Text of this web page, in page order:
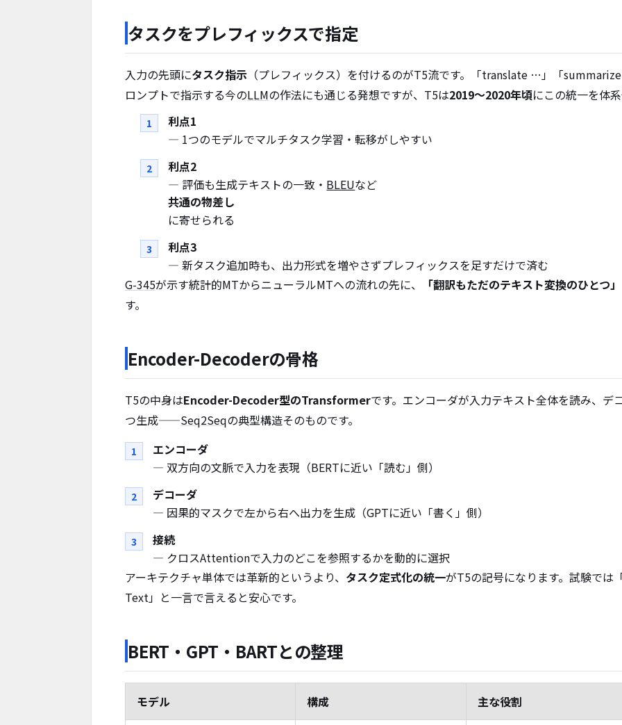
タスクをプレフィックスで指定
入力の先頭にタスク指示 （プレフィックス）を付けるのがT5流です。「translate …」「
ロンプトで指示する今のLLMの作法にも通じる発想ですが、T5は2019〜2020年頃にこの統一を体
利点1
— 1つのモデルでマルチタスク学習・転移がしやすい
利点2
— 評価も生成テキストの一致・ BLEUなど
共通の物差し
に寄せられる
利点3
— 新タスク追加時も、出力形式を増やさずプレフィックスを足すだけで済む
G-345が示す統計的MTからニューラルMTへの流れの先に、 「翻訳もただのテキスト変換のひとつ」
す。
Encoder-Decoderの骨格
T5の中身はEncoder-Decoder型のTransformerです。エンコーダが入力テキスト全体を読み、デ
つ生成——Seq2Seqの典型構造そのものです。
エンコーダ
— 双方向の文脈で入力を表現（BERTに近い「読む」側）
デコーダ
— 因果的マスクで左から右へ出力を生成（GPTに近い「書く」側）
接続
— クロスAttentionで入力のどこを参照するかを動的に選択
アーキテクチャ単体では革新的というより、 タスク定式化の統一がT5の記号になります。試験で
Text」と一言で言えると安心です。
BERT・GPT・BARTとの整理
モデル 構成 主な役割